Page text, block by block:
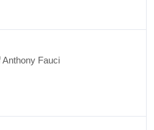
Anthony Fauci